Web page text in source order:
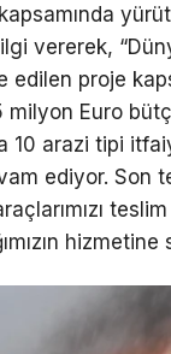
vererek,
edilen proje
Euro
10 arazi tipi
ediyor. Son
hizmetine